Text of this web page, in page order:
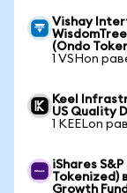
Vishay
(Ondo
1 VSHon
Keel
US Quality
1 KEELon
iShares
Tokenized)
Growth